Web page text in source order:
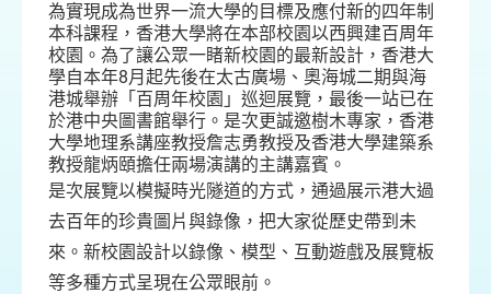
為實現成為世界一流大學的目標及應付新的四年制
本科課程，香港大學將在本部校園以西興建百周年
校園。為了讓公眾一睹新校園的最新設計，香港大
學自本年8月起先後在太古廣場、奧海城二期與海
港城舉辦「百周年校園」巡迴展覽，最後一站已在
於港中央圖書館舉行。是次更誠邀樹木專家，香港
大學地理系講座教授詹志勇教授及香港大學建築系
教授龍炳頤擔任兩場演講的主講嘉賓。
是次展覽以模擬時光隧道的方式，通過展示港大過
去百年的珍貴圖片與錄像，把大家從歷史帶到未
來。新校園設計以錄像、模型、互動遊戲及展覽板
等多種方式呈現在公眾眼前。